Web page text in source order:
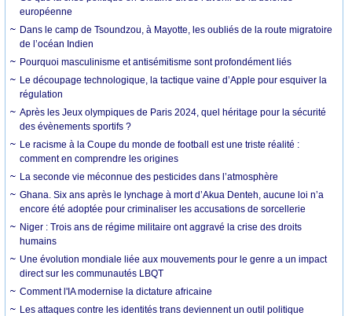
européenne
Dans le camp de Tsoundzou, à Mayotte, les oubliés de la route migratoire
de l’océan Indien
Pourquoi masculinisme et antisémitisme sont profondément liés
Le découpage technologique, la tactique vaine d’Apple pour esquiver la
régulation
Après les Jeux olympiques de Paris 2024, quel héritage pour la sécurité
des évènements sportifs ?
Le racisme à la Coupe du monde de football est une triste réalité :
comment en comprendre les origines
La seconde vie méconnue des pesticides dans l’atmosphère
Ghana. Six ans après le lynchage à mort d’Akua Denteh, aucune loi n’a
encore été adoptée pour criminaliser les accusations de sorcellerie
Niger : Trois ans de régime militaire ont aggravé la crise des droits
humains
Une évolution mondiale liée aux mouvements pour le genre a un impact
direct sur les communautés LBQT
Comment l'IA modernise la dictature africaine
Les attaques contre les identités trans deviennent un outil politique